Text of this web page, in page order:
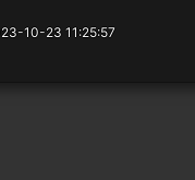
10-23 11:25:57